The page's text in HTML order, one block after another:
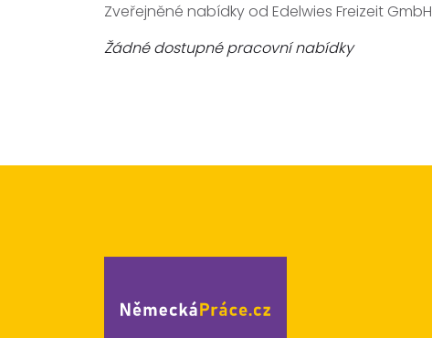
Zveřejněné nabídky od Edelwies Freizeit GmbH
Žádné dostupné pracovní nabídky